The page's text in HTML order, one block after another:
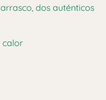
dos auténticos
calor